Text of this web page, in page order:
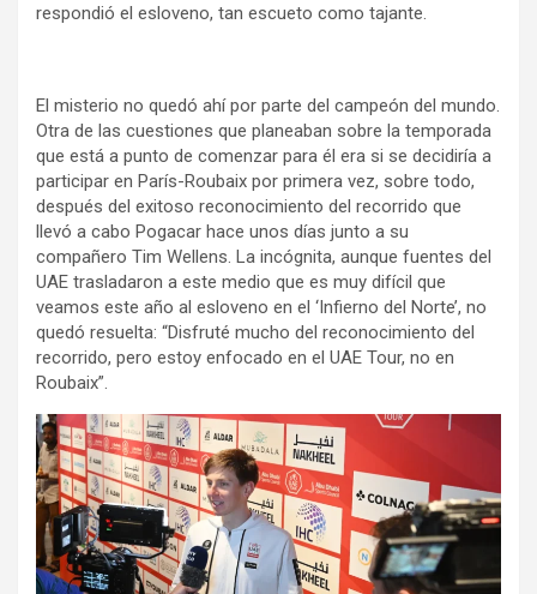
respondió el esloveno, tan escueto como tajante.
El misterio no quedó ahí por parte del campeón del mundo.
Otra de las cuestiones que planeaban sobre la temporada
que está a punto de comenzar para él era si se decidiría a
participar en París-Roubaix por primera vez, sobre todo,
después del exitoso reconocimiento del recorrido que
llevó a cabo Pogacar hace unos días junto a su
compañero Tim Wellens. La incógnita, aunque fuentes del
UAE trasladaron a este medio que es muy difícil que
veamos este año al esloveno en el ‘Infierno del Norte’, no
quedó resuelta: “Disfruté mucho del reconocimiento del
recorrido, pero estoy enfocado en el UAE Tour, no en
Roubaix”.